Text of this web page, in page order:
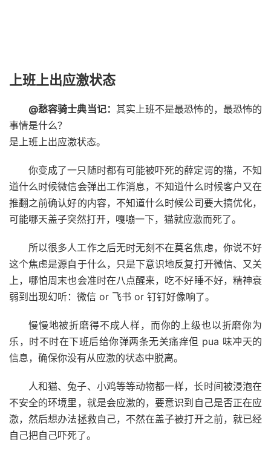
上班上出应激状态
@愁容骑士典当记： 其实上班不是最恐怖的，最恐怖的
事情是什么？
是上班上出应激状态。
你变成了一只随时都有可能被吓死的薛定谔的猫，不知
道什么时候微信会弹出工作消息，不知道什么时候客户又在
推翻之前确认好的内容，不知道什么时候公司要大搞优化，
可能哪天盖子突然打开，嘎嘣一下，猫就应激而死了。
所以很多人工作之后无时无刻不在莫名焦虑，你说不好
这个焦虑是源自于什么，只是下意识地反复打开微信、又关
上，哪怕周末也会准时在八点醒来，吃不好睡不好，精神衰
弱到出现幻听：微信 or 飞书 or 钉钉好像响了。
慢慢地被折磨得不成人样，而你的上级也以折磨你为
乐，时不时在下班后给你弹两条无关痛痒但 pua 味冲天的
信息，确保你没有从应激的状态中脱离。
人和猫、兔子、小鸡等等动物都一样，长时间被浸泡在
不安全的环境里，就是会应激的，要意识到自己是否正在应
激，然后想办法拯救自己，不然在盖子被打开之前，就已经
自己把自己吓死了。